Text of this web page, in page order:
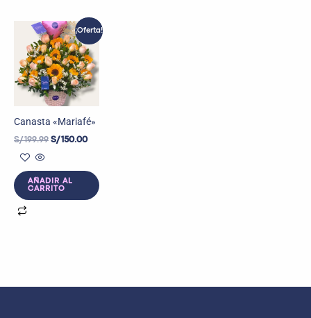
¡Oferta!
Canasta «Mariafé»
S/199.99
El
precio
original
era:
S/ 199.99.
S/150.00
precio
actual
es:
S/ 150.00.
AÑADIR AL
CARRITO